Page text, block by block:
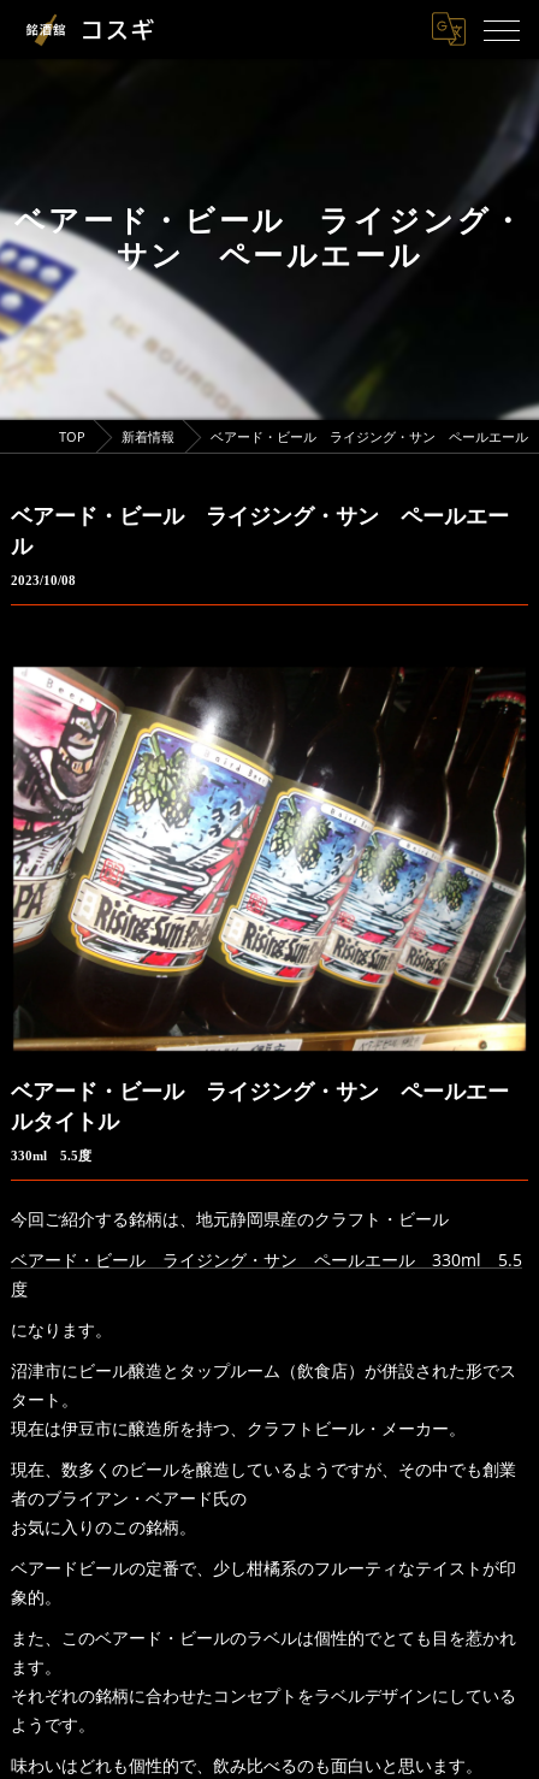
ベアード・ビール ライジング・
サン ペールエール
TOP 新着情報 ベアード・ビール ライジング・サン ペールエール
ベアード・ビール ライジング・サン ペールエー
ル
2023/10/08
ベアード・ビール ライジング・サン ペールエー
ルタイトル
330ml 5.5度
今回ご紹介する銘柄は、地元静岡県産のクラフト・ビール
ベアード・ビール ライジング・サン ペールエール 330ml 5.5
度
になります。
沼津市にビール醸造とタップルーム（飲食店）が併設された形でス
タート。
現在は伊豆市に醸造所を持つ、クラフトビール・メーカー。
現在、数多くのビールを醸造しているようですが、その中でも創業
者のブライアン・ベアード氏の
お気に入りのこの銘柄。
ベアードビールの定番で、少し柑橘系のフルーティなテイストが印
象的。
また、このベアード・ビールのラベルは個性的でとても目を惹かれ
ます。
それぞれの銘柄に合わせたコンセプトをラベルデザインにしている
ようです。
味わいはどれも個性的で、飲み比べるのも面白いと思います。